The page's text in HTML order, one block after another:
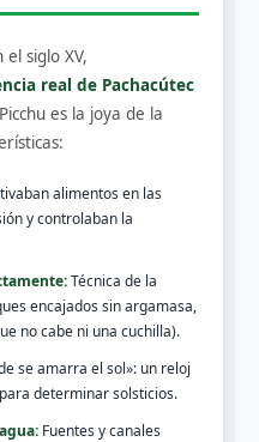
siglo XV,
real de Pachacútec
es la joya de la
alimentos en las
y controlaban la
Técnica de la
encajados sin argamasa,
no cabe ni una cuchilla).
se amarra el sol»: un reloj
determinar solsticios.
Fuentes y canales